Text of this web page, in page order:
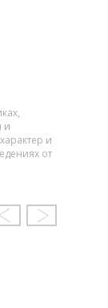
и
и
от